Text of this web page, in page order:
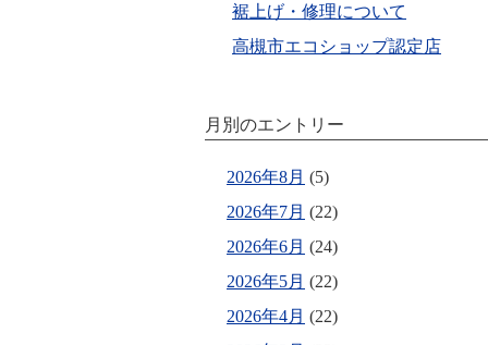
裾上げ・修理について
高槻市エコショップ認定店
月別のエントリー
2026年8月 (5)
2026年7月 (22)
2026年6月 (24)
2026年5月 (22)
2026年4月 (22)